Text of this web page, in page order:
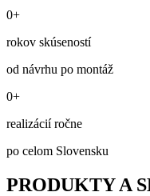
0+
rokov skúseností
od návrhu po montáž
0+
realizácií ročne
po celom Slovensku
PRODUKTY A